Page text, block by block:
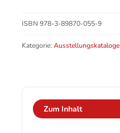
Fetting
Menge
ISBN 978-3-89870-055-9
Kategorie: Ausstellungskataloge
Zum Inhalt